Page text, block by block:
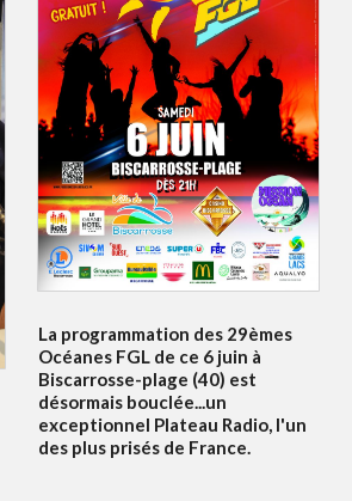
La programmation des 29èmes
Océanes FGL de ce 6 juin à
Biscarrosse-plage (40) est
désormais bouclée...un
exceptionnel Plateau Radio, l'un
des plus prisés de France.